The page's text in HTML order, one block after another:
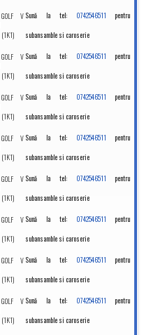
GOLF V
(1K1)
Sună la tel: 0742546511 pentru
subansamble si caroserie
GOLF V
(1K1)
Sună la tel: 0742546511 pentru
subansamble si caroserie
GOLF V
(1K1)
Sună la tel: 0742546511 pentru
subansamble si caroserie
GOLF V
(1K1)
Sună la tel: 0742546511 pentru
subansamble si caroserie
GOLF V
(1K1)
Sună la tel: 0742546511 pentru
subansamble si caroserie
GOLF V
(1K1)
Sună la tel: 0742546511 pentru
subansamble si caroserie
GOLF V
(1K1)
Sună la tel: 0742546511 pentru
subansamble si caroserie
GOLF V
(1K1)
Sună la tel: 0742546511 pentru
subansamble si caroserie